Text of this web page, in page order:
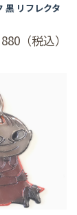
黒 リフレクタ
（税込）